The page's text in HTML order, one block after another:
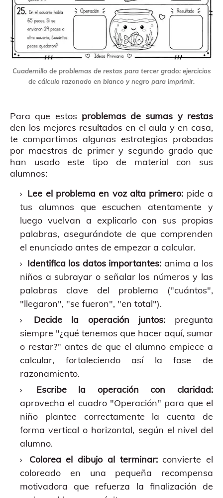
Cuadernillo de problemas de restas para tercer grado: ejercicios
de cálculo razonado en blanco y negro para imprimir.
Para que estos problemas de sumas y restas
den los mejores resultados en el aula y en casa,
te compartimos algunas estrategias probadas
por maestras de primer y segundo grado que
han usado este tipo de material con sus
alumnos:
Lee el problema en voz alta primero: pide a
tus alumnos que escuchen atentamente y
luego vuelvan a explicarlo con sus propias
palabras, asegurándote de que comprenden
el enunciado antes de empezar a calcular.
Identifica los datos importantes: anima a los
niños a subrayar o señalar los números y las
palabras clave del problema ("cuántos",
"llegaron", "se fueron", "en total").
Decide la operación juntos: pregunta
siempre "¿qué tenemos que hacer aquí, sumar
o restar?" antes de que el alumno empiece a
calcular, fortaleciendo así la fase de
razonamiento.
Escribe la operación con claridad:
aprovecha el cuadro "Operación" para que el
niño plantee correctamente la cuenta de
forma vertical o horizontal, según el nivel del
alumno.
Colorea el dibujo al terminar:convierte el
coloreado en una pequeña recompensa
motivadora que refuerza la finalización de